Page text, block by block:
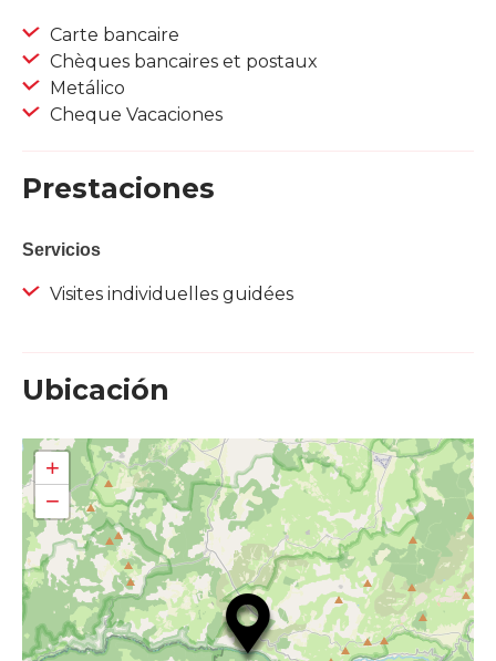
Carte bancaire
Chèques bancaires et postaux
Metálico
Cheque Vacaciones
Prestaciones
Servicios
Visites individuelles guidées
Ubicación
+
−